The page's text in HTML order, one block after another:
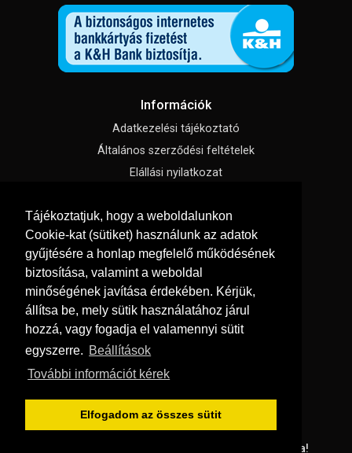
Tájékoztatjuk, hogy a weboldalunkon
Cookie-kat (sütiket) használunk az adatok
gyűjtésére a honlap megfelelő működésének
biztosítása, valamint a weboldal
minőségének javítása érdekében. Kérjük,
állítsa be, mely sütik használatához járul
hozzá, vagy fogadja el valamennyi sütit
egyszerre. Beállítások
További információt kérek
Elfogadom az összes sütit
Információk
Adatkezelési tájékoztató
Általános szerződési feltételek
Elállási nyilatkozat
Süti beállítások
Menü
Hírek, cikkek
Kapcsolat
Letölthető katalógusok
Szállítás és fizetés
Vásárlási feltételek
Minden jog fenntartva!